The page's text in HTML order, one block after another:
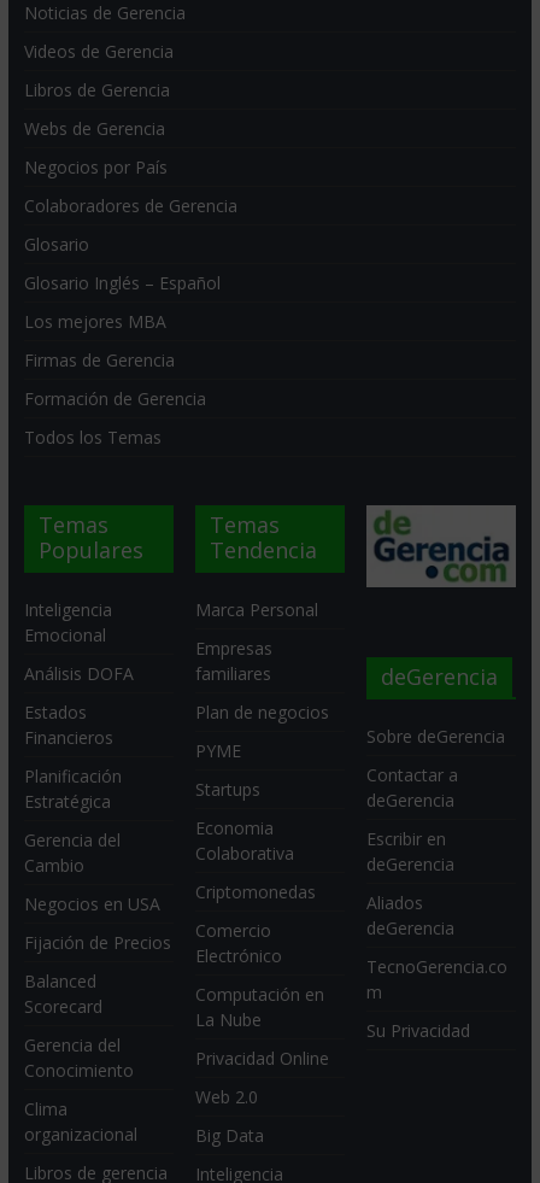
Noticias de Gerencia
Videos de Gerencia
Libros de Gerencia
Webs de Gerencia
Negocios por País
Colaboradores de Gerencia
Glosario
Glosario Inglés – Español
Los mejores MBA
Firmas de Gerencia
Formación de Gerencia
Todos los Temas
Temas
Populares
Inteligencia
Emocional
Análisis DOFA
Estados
Financieros
Planificación
Estratégica
Gerencia del
Cambio
Negocios en USA
Fijación de Precios
Balanced
Scorecard
Gerencia del
Conocimiento
Clima
organizacional
Libros de gerencia
Temas
Tendencia
Marca Personal
Empresas
familiares
Plan de negocios
PYME
Startups
Economia
Colaborativa
Criptomonedas
Comercio
Electrónico
Computación en
La Nube
Privacidad Online
Web 2.0
Big Data
Inteligencia
deGerencia
Sobre deGerencia
Contactar a
deGerencia
Escribir en
deGerencia
Aliados
deGerencia
TecnoGerencia.co
m
Su Privacidad